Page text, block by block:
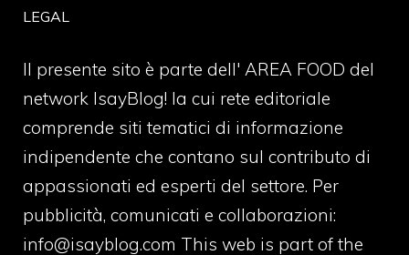
LEGAL
Il presente sito è parte dell' AREA FOOD del
network IsayBlog! la cui rete editoriale
comprende siti tematici di informazione
indipendente che contano sul contributo di
appassionati ed esperti del settore. Per
pubblicità, comunicati e collaborazioni:
info@isayblog.com This web is part of the